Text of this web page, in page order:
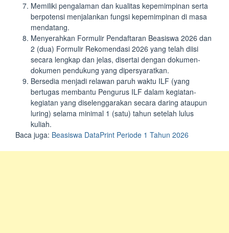
Memiliki pengalaman dan kualitas kepemimpinan serta
berpotensi menjalankan fungsi kepemimpinan di masa
mendatang.
Menyerahkan Formulir Pendaftaran Beasiswa 2026 dan
2 (dua) Formulir Rekomendasi 2026 yang telah diisi
secara lengkap dan jelas, disertai dengan dokumen-
dokumen pendukung yang dipersyaratkan.
Bersedia menjadi relawan paruh waktu ILF (yang
bertugas membantu Pengurus ILF dalam kegiatan-
kegiatan yang diselenggarakan secara daring ataupun
luring) selama minimal 1 (satu) tahun setelah lulus
kuliah.
Baca juga: Beasiswa DataPrint Periode 1 Tahun 2026